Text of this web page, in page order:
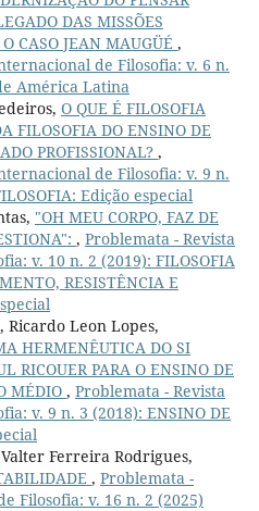
DAS MISSÕES
CASO JEAN MAUGÜÉ ,
de Filosofia: v. 6 n.
América Latina
O QUE É FILOSOFIA
FILOSOFIA DO ENSINO DE
PROFISSIONAL? ,
de Filosofia: v. 9 n.
Edição especial
"OH MEU CORPO, FAZ DE
, Problemata - Revista
v. 10 n. 2 (2019): FILOSOFIA
RESISTÊNCIA E
Ricardo Leon Lopes,
HERMENÊUTICA DO SI
RICOUER PARA O ENSINO DE
MÉDIO , Problemata - Revista
v. 9 n. 3 (2018): ENSINO DE
Ferreira Rodrigues,
, Problemata -
Filosofia: v. 16 n. 2 (2025)